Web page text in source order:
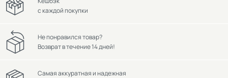
с каждой покупки
Не понравился товар?
Возврат в течение 14 дней!
Самая аккуратная и надежная